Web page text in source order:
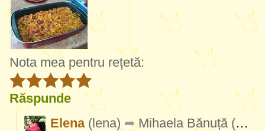
Nota mea pentru rețetă:
Răspunde
Elena (lena) Mihaela Bănuță (MihaelaBănuță993)